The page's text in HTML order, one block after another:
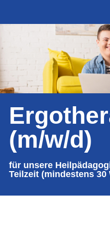
(m/w/d)
für unsere
Teilzeit (mindestens